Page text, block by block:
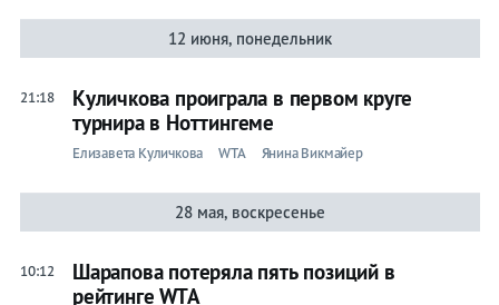
12 июня, понедельник
21:18
Куличкова проиграла в первом круге
турнира в Ноттингеме
Елизавета Куличкова WTA Янина Викмайер
28 мая, воскресенье
10:12
Шарапова потеряла пять позиций в
рейтинге WTA